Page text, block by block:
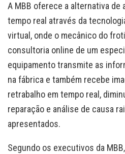
A MBB oferece a alternativa
tempo real através da
virtual, onde o mecânico do
consultoria online de um
equipamento transmite as
na fábrica e também recebe
retrabalho em tempo real,
reparação e análise de causa
apresentados.
Segundo os executivos da